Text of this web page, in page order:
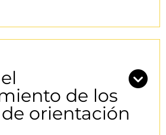
de los
orientación